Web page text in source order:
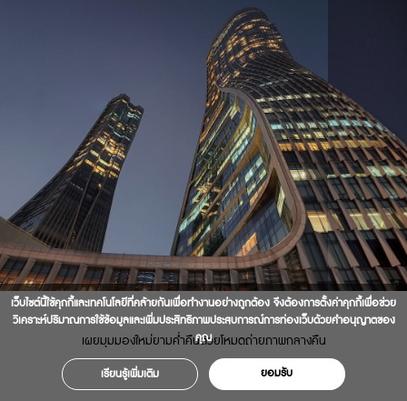
เผยมุมมองใหม่ยามค่ำคืนด้วยโหมดถ่ายภาพกลางคืน
เว็บไซต์นี้ใช้คุกกี้และเทคโนโลยีที่คล้ายกันเพื่อทำงานอย่างถูกต้อง จึงต้องการตั้งค่าคุกกี้เพื่อช่วย
วิเคราะห์ปริมาณการใช้ข้อมูลและเพิ่มประสิทธิภาพประสบการณ์การท่องเว็บด้วยคำอนุญาตของ
คุณ
เรียนรู้เพิ่มเติม ยอมรับ